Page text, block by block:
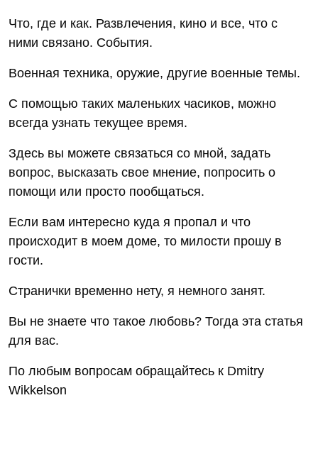
Что, где и как. Развлечения, кино и все, что с
ними связано. События.
Военная техника, оружие, другие военные темы.
С помощью таких маленьких часиков, можно
всегда узнать текущее время.
Здесь вы можете связаться со мной, задать
вопрос, высказать свое мнение, попросить о
помощи или просто пообщаться.
Если вам интересно куда я пропал и что
происходит в моем доме, то милости прошу в
гости.
Странички временно нету, я немного занят.
Вы не знаете что такое любовь? Тогда эта статья
для вас.
По любым вопросам обращайтесь к Dmitry
Wikkelson